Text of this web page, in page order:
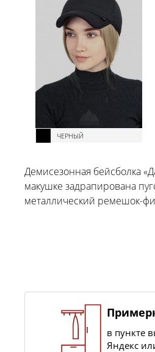
ЧЕРНЫЙ
Демисезонная бейсболка
макушке задрапирована
металлический ремешок-
в пункте
Яндекс